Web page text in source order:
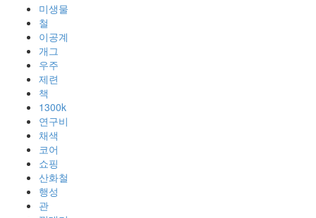
미생물
철
이공계
개그
우주
제련
책
1300k
연구비
채색
코어
쇼핑
산화철
행성
관